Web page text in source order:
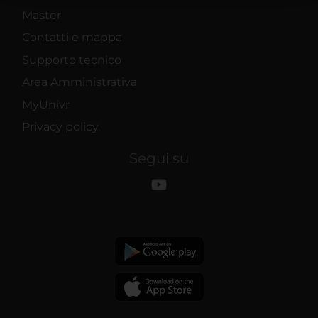
raccolto dal tuo utilizzo dei loro servizi.
Master
Contatti e mappa
Supporto tecnico
Area Amministrativa
MyUnivr
Privacy policy
Segui su